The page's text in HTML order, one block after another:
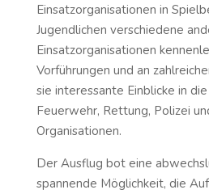
Einsatzorganisationen in
Jugendlichen verschiedene
Einsatzorganisationen
Vorführungen und an
sie interessante Einblicke in
Feuerwehr, Rettung, Polizei
Organisationen.
Der Ausflug bot eine
spannende Möglichkeit, die